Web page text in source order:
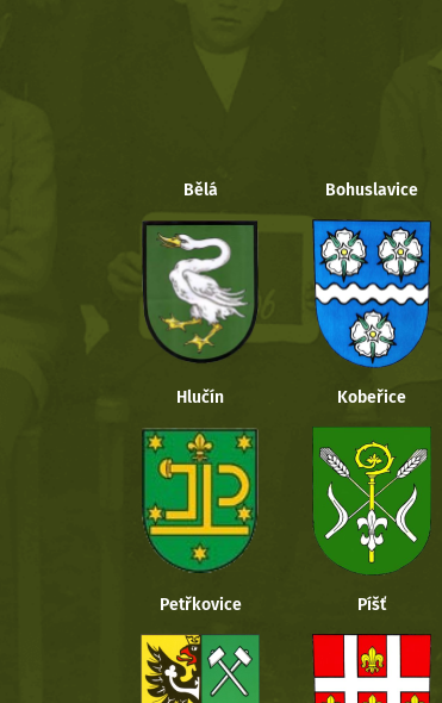
Bělá Bohuslavice
Hlučín Kobeřice
Petřkovice Píšť